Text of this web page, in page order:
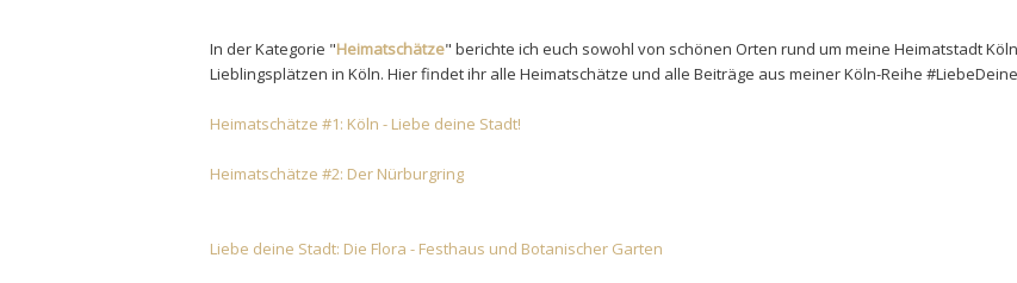
In der Kategorie "Heimatschätze" berichte ich euch sowohl von schönen Orten rund um meine Heimatstadt
Lieblingsplätzen in Köln. Hier findet ihr alle Heimatschätze und alle Beiträge aus meiner Köln-Reihe #Liebe
Heimatschätze #1: Köln - Liebe deine Stadt!
Heimatschätze #2: Der Nürburgring
Liebe deine Stadt: Die Flora - Festhaus und Botanischer Garten